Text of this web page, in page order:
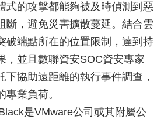
式的攻擊都能夠被及時偵測到惡
斷，避免災害擴散蔓延。結合雲
破端點所在的位置限制，達到持
，並且數聯資安SOC資安專家
下協助遠距離的執行事件調查，
業負荷。
是VMware公司或其附屬公